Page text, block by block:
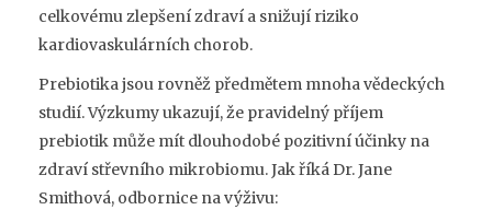
celkovému zlepšení zdraví a snižují riziko
kardiovaskulárních chorob.
Prebiotika jsou rovněž předmětem mnoha vědeckých
studií. Výzkumy ukazují, že pravidelný příjem
prebiotik může mít dlouhodobé pozitivní účinky na
zdraví střevního mikrobiomu. Jak říká Dr. Jane
Smithová, odbornice na výživu: